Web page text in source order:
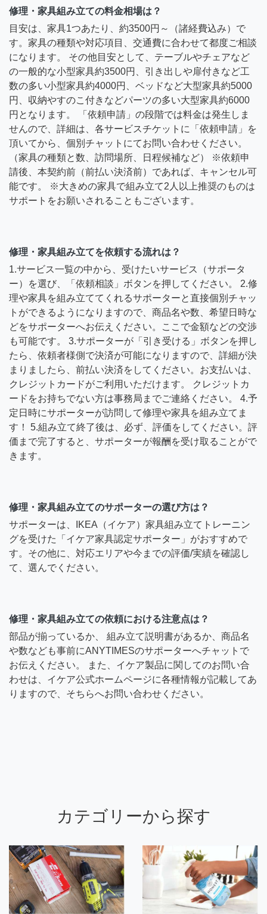
修理・家具組み立ての料金相場は？
目安は、家具1つあたり、約3500円～（諸経費込み）で
す。家具の種類や対応項目、交通費に合わせて都度ご相談
になります。 その他目安として、テーブルやチェアなど
の一般的な小型家具約3500円、引き出しや扉付きなど工
数の多い小型家具約4000円、ベッドなど大型家具約5000
円、収納やすのこ付きなどパーツの多い大型家具約6000
円となります。 「依頼申請」の段階では料金は発生しま
せんので、詳細は、各サービスチケットに「依頼申請」を
頂いてから、個別チャットにてお問い合わせください。
（家具の種類と数、訪問場所、日程候補など） ※依頼申
請後、本契約前（前払い決済前）であれば、キャンセル可
能です。 ※大きめの家具で組み立て2人以上推奨のものは
サポートをお願いされることもございます。
修理・家具組み立てを依頼する流れは？
1.サービス一覧の中から、受けたいサービス（サポータ
ー）を選び、「依頼相談」ボタンを押してください。 2.修
理や家具を組み立ててくれるサポーターと直接個別チャッ
トができるようになりますので、商品名や数、希望日時な
どをサポーターへお伝えください。ここで金額などの交渉
も可能です。 3.サポーターが「引き受ける」ボタンを押し
たら、依頼者様側で決済が可能になりますので、詳細が決
まりましたら、前払い決済をしてください。お支払いは、
クレジットカードがご利用いただけます。 クレジットカ
ードをお持ちでない方は事務局までご連絡ください。 4.予
定日時にサポーターが訪問して修理や家具を組み立てま
す！ 5.組み立て終了後は、必ず、評価をしてください。評
価まで完了すると、サポーターが報酬を受け取ることがで
きます。
修理・家具組み立てのサポーターの選び方は？
サポーターは、IKEA（イケア）家具組み立てトレーニン
グを受けた「イケア家具認定サポーター」がおすすめで
す。その他に、対応エリアや今までの評価/実績を確認し
て、選んでください。
修理・家具組み立ての依頼における注意点は？
部品が揃っているか、 組み立て説明書があるか、商品名
や数なども事前にANYTIMESのサポーターへチャットで
お伝えください。 また、イケア製品に関してのお問い合
わせは、イケア公式ホームページに各種情報が記載してあ
りますので、そちらへお問い合わせください。
カテゴリーから探す